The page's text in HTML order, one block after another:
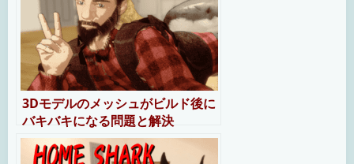
3Dモデルのメッシュがビルド後に
バキバキになる問題と解決
（Unity）